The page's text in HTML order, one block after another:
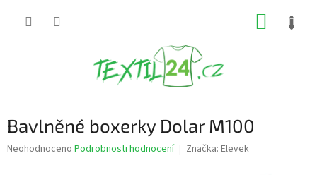
Bavlněné boxerky Dolar M100
Průměrné
Neohodnoceno Podrobnosti hodnocení Značka: Elevek